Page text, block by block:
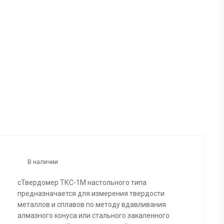
В наличии
сТвердомер ТКС-1М настольного типа
предназначается для измерения твердости
металлов и сплавов по методу вдавливания
алмазного конуса или стального закаленного